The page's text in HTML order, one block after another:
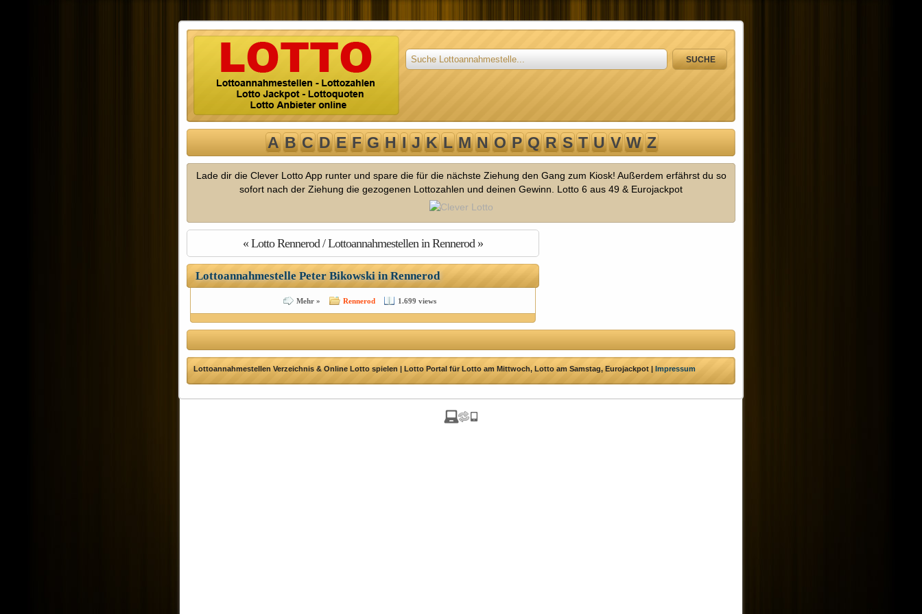
A B C D E F G H I J K L M N O P Q R S T U V W Z
Lade dir die Clever Lotto App runter und spare die für die nächste Ziehung den Gang zum Kiosk! Außerdem erfährst du so
sofort nach der Ziehung die gezogenen Lottozahlen und deinen Gewinn. Lotto 6 aus 49 & Eurojackpot
« Lotto Rennerod / Lottoannahmestellen in Rennerod »
Lottoannahmestelle Peter Bikowski in Rennerod
Mehr » Rennerod 1.699 views
Lottoannahmestellen Verzeichnis & Online Lotto spielen | Lotto Portal für Lotto am Mittwoch, Lotto am Samstag, Eurojackpot | Impressum